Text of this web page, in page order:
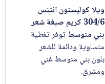
ويلا كوليستون انتنس
304/6 كريم صبغة شعر
بني متوسطتوفر تغطية
متساوية ودائمة للشعر
بلون بني متوسط غني
ومشرق.